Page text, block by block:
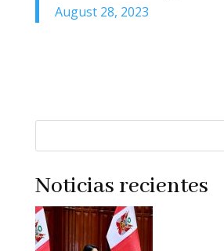
August 28, 2023
Noticias recientes